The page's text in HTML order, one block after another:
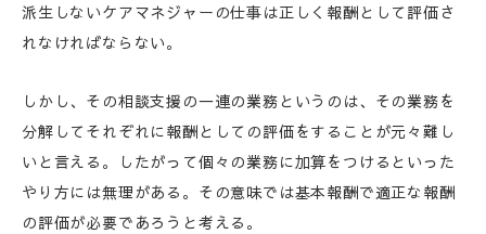
派生しないケアマネジャーの仕事は正しく報酬として評価さ
れなければならない。
しかし、その相談支援の一連の業務というのは、その業務を
分解してそれぞれに報酬としての評価をすることが元々難し
いと言える。したがって個々の業務に加算をつけるといった
やり方には無理がある。その意味では基本報酬で適正な報酬
の評価が必要であろうと考える。